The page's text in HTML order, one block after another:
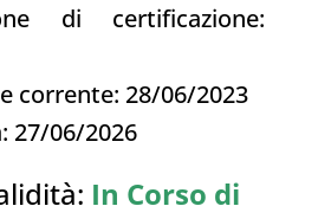
di certificazione:
corrente: 28/06/2023
27/06/2026
In Corso di